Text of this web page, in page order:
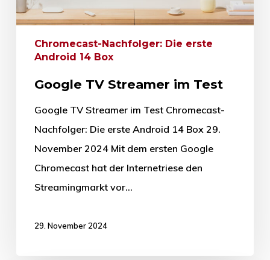
Chromecast-Nachfolger: Die erste
Android 14 Box
Google TV Streamer im Test
Google TV Streamer im Test Chromecast-
Nachfolger: Die erste Android 14 Box 29.
November 2024 Mit dem ersten Google
Chromecast hat der Internetriese den
Streamingmarkt vor…
29. November 2024